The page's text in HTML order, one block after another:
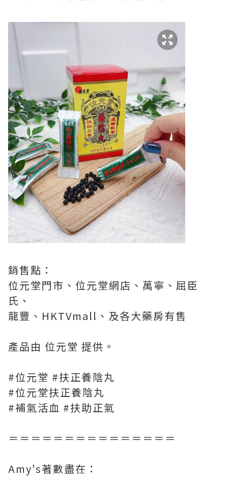
銷售點：
位元堂門市、位元堂網店、萬寧、屈臣
氏、
龍豐、HKTVmall、及各大藥房有售
產品由 位元堂 提供。
#位元堂 #扶正養陰丸
#位元堂扶正養陰丸
#補氣活血 #扶助正氣
＝＝＝＝＝＝＝＝＝＝＝＝＝＝＝
Amy's著數盡在：